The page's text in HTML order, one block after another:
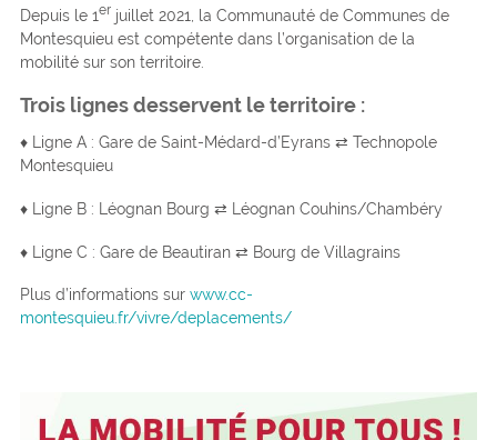
Depuis le 1er juillet 2021, la Communauté de Communes de
Montesquieu est compétente dans l’organisation de la
mobilité sur son territoire.
Trois lignes desservent le territoire :
♦ Ligne A : Gare de Saint-Médard-d’Eyrans ⇄ Technopole
Montesquieu
♦ Ligne B : Léognan Bourg ⇄ Léognan Couhins/Chambéry
♦ Ligne C : Gare de Beautiran ⇄ Bourg de Villagrains
Plus d’informations sur www.cc-
montesquieu.fr/vivre/deplacements/